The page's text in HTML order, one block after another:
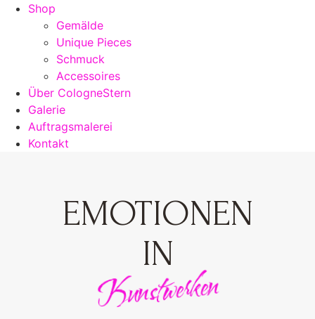
Shop
Gemälde
Unique Pieces
Schmuck
Accessoires
Über CologneStern
Galerie
Auftragsmalerei
Kontakt
EMOTIONEN
IN
Kunstwerken